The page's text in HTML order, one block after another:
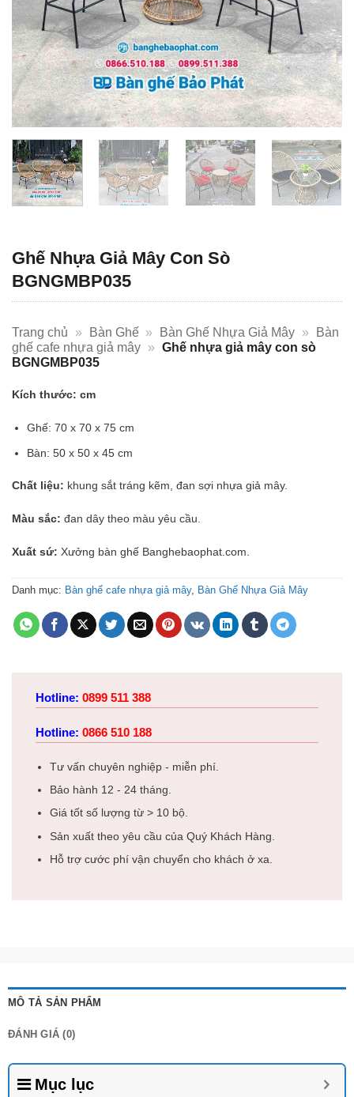
Ghế Nhựa Giả Mây Con Sò
BGNGMBP035
Trang chủ » Bàn Ghế » Bàn Ghế Nhựa Giả Mây »
Bàn
ghế cafe nhựa giả mây » Ghế nhựa giả mây con sò
BGNGMBP035
Kích thước: cm
Ghế: 70 x 70 x 75 cm
Bàn: 50 x 50 x 45 cm
Chất liệu: khung sắt tráng kẽm, đan sợi nhựa giả mây.
Màu sắc: đan dây theo màu yêu cầu.
Xuất sứ: Xưởng bàn ghế Banghebaophat.com.
Danh mục: Bàn ghế cafe nhựa giả mây, Bàn Ghế Nhựa Giả Mây
Hotline: 0899 511 388
Hotline: 0866 510 188
Tư vấn chuyên nghiệp - miễn phí.
Bảo hành 12 - 24 tháng.
Giá tốt số lượng từ > 10 bộ.
Sản xuất theo yêu cầu của Quý Khách Hàng.
Hỗ trợ cước phí vận chuyển cho khách ở xa.
MÔ TẢ SẢN PHẨM
ĐÁNH GIÁ (0)
Mục lục